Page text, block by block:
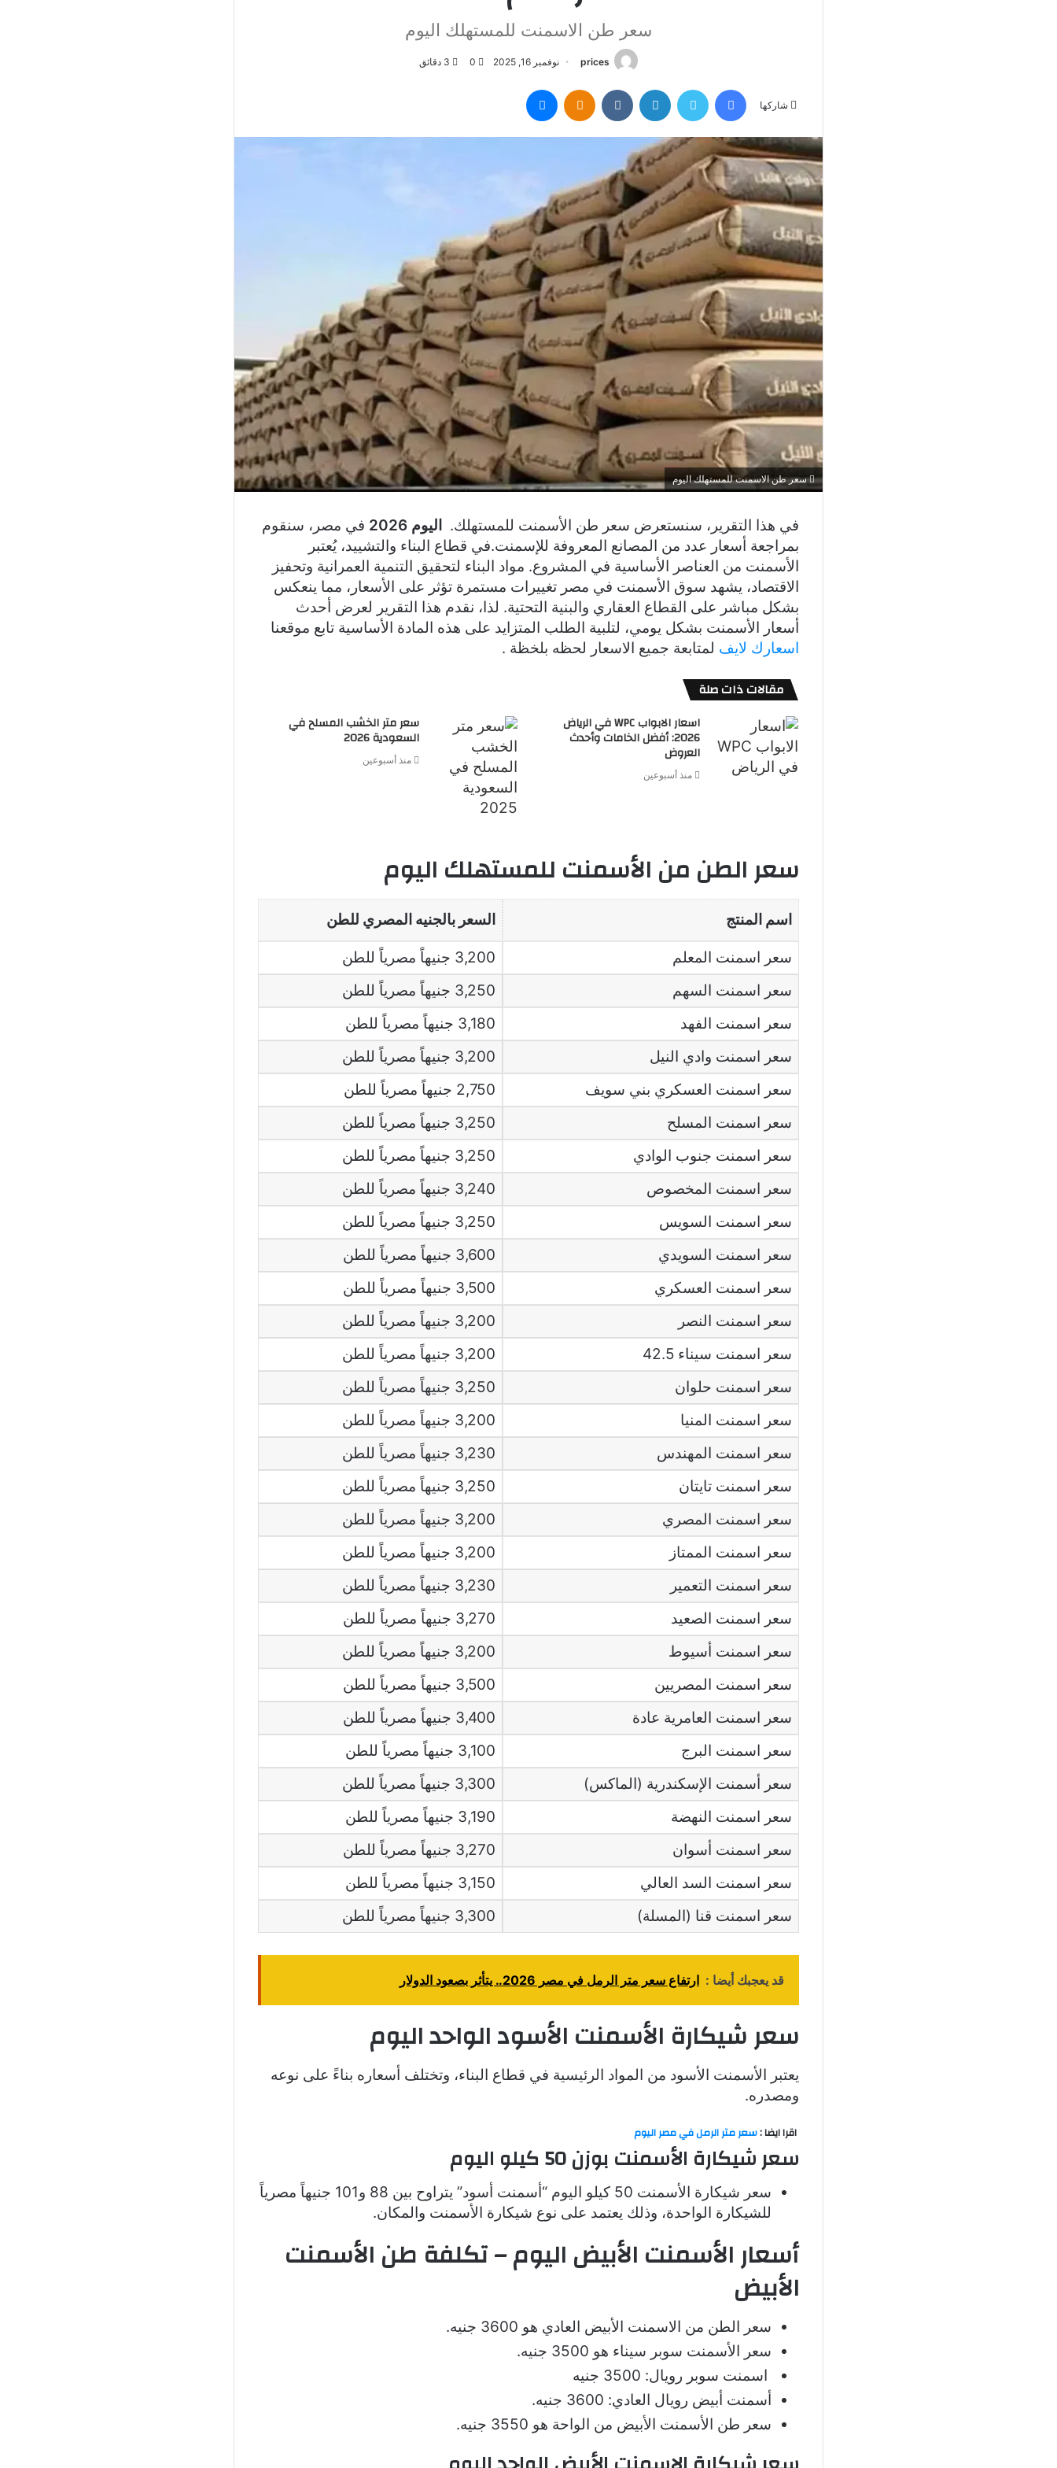
سعر طن الاسمنت للمستهلك اليوم
prices نوفمبر 16, 2025 0
شاركها
فيسبوك تويتر لينكدإن Odnoklassniki
سعر طن الاسمنت للمستهلك اليوم
في هذا التقرير، سنستعرض سعر طن الأسمنت للمستهلك. اليوم 2026
في مصر، سنقوم
بمراجعة أسعار عدد من المصانع المعروفة للإسمنت.في قطاع البناء والتشييد، يُعتبر
الأسمنت من العناصر الأساسية في المشروع. مواد البناء لتحقيق التنمية العمرانية وتحفيز
الاقتصاد، يشهد سوق الأسمنت في مصر تغييرات مستمرة تؤثر على الأسعار، مما ينعكس
بشكل مباشر على القطاع العقاري والبنية التحتية. لذا، نقدم هذا التقرير لعرض أحدث
أسعار الأسمنت بشكل يومي، لتلبية الطلب المتزايد على هذه المادة الأساسية تابع موقعنا
اسعارك لايف لمتابعة جميع الاسعار لحظه بلخظة .
مقالات ذات صلة
اسعار الابواب WPC في الرياض
2026: أفضل الخامات وأحدث
العروض
منذ أسبوعين
سعر متر الخشب المسلح في
السعودية 2026
منذ أسبوعين
سعر الطن من الأسمنت للمستهلك اليوم
اسم المنتج السعر بالجنيه المصري للطن
سعر اسمنت المعلم
3,200 جنيهاً مصرياً للطن
سعر اسمنت السهم
3,250 جنيهاً مصرياً للطن
سعر اسمنت الفهد
3,180 جنيهاً مصرياً للطن
سعر اسمنت وادي النيل
3,200 جنيهاً مصرياً للطن
سعر اسمنت العسكري بني سويف
2,750 جنيهاً مصرياً للطن
سعر اسمنت المسلح
3,250 جنيهاً مصرياً للطن
سعر اسمنت جنوب الوادي
3,250 جنيهاً مصرياً للطن
سعر اسمنت المخصوص
3,240 جنيهاً مصرياً للطن
سعر اسمنت السويس
3,250 جنيهاً مصرياً للطن
سعر اسمنت السويدي
3,600 جنيهاً مصرياً للطن
سعر اسمنت العسكري
3,500 جنيهاً مصرياً للطن
سعر اسمنت النصر
3,200 جنيهاً مصرياً للطن
سعر اسمنت سيناء 42.5
3,200 جنيهاً مصرياً للطن
سعر اسمنت حلوان
3,250 جنيهاً مصرياً للطن
سعر اسمنت المنيا
3,200 جنيهاً مصرياً للطن
سعر اسمنت المهندس
3,230 جنيهاً مصرياً للطن
سعر اسمنت تايتان
3,250 جنيهاً مصرياً للطن
سعر اسمنت المصري
3,200 جنيهاً مصرياً للطن
سعر اسمنت الممتاز
3,200 جنيهاً مصرياً للطن
سعر اسمنت التعمير
3,230 جنيهاً مصرياً للطن
سعر اسمنت الصعيد
3,270 جنيهاً مصرياً للطن
سعر اسمنت أسيوط
3,200 جنيهاً مصرياً للطن
سعر اسمنت المصريين
3,500 جنيهاً مصرياً للطن
سعر اسمنت العامرية عادة
3,400 جنيهاً مصرياً للطن
سعر اسمنت البرج
3,100 جنيهاً مصرياً للطن
سعر أسمنت الإسكندرية (الماكس)
3,300 جنيهاً مصرياً للطن
سعر اسمنت النهضة
3,190 جنيهاً مصرياً للطن
سعر اسمنت أسوان
3,270 جنيهاً مصرياً للطن
سعر اسمنت السد العالي
3,150 جنيهاً مصرياً للطن
سعر اسمنت قنا (المسلة)
3,300 جنيهاً مصرياً للطن
قد يعجبك أيضا : ارتفاع سعر متر الرمل في مصر 2026.. يتأثر بصعود الدولار
سعر شيكارة الأسمنت الأسود الواحد اليوم
يعتبر الأسمنت الأسود من المواد الرئيسية في قطاع البناء، وتختلف أسعاره بناءً على نوعه
ومصدره.
اقرا ايضا :سعر متر الرمل في مصر اليوم
سعر شيكارة الأسمنت بوزن 50 كيلو اليوم
سعر شيكارة الأسمنت 50 كيلو اليوم “أسمنت أسود” يتراوح بين 88 و101 جنيهاً مصرياً
للشيكارة الواحدة، وذلك يعتمد على نوع شيكارة الأسمنت والمكان.
أسعار الأسمنت الأبيض اليوم – تكلفة طن الأسمنت
الأبيض
سعر الطن من الاسمنت الأبيض العادي هو 3600 جنيه.
سعر الأسمنت سوبر سيناء هو 3500 جنيه.
اسمنت سوبر رويال: 3500 جنيه
أسمنت أبيض رويال العادي: 3600 جنيه.
سعر طن الأسمنت الأبيض من الواحة هو 3550 جنيه.